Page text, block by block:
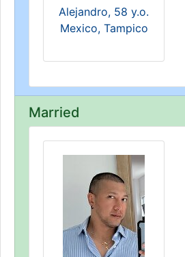
Alejandro, 58 y.o.
Mexico, Tampico
Married